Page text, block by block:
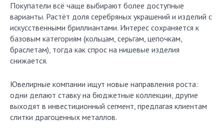
Покупатели всё чаще выбирают более доступные
варианты. Растёт доля серебряных украшений и изделий с
искусственными бриллиантами. Интерес сохраняется к
базовым категориям (кольцам, серьгам, цепочкам,
браслетам), тогда как спрос на нишевые изделия
снижается.
Ювелирные компании ищут новые направления роста:
одни делают ставку на бюджетные коллекции, другие
выходят в инвестиционный сегмент, предлагая клиентам
слитки драгоценных металлов.